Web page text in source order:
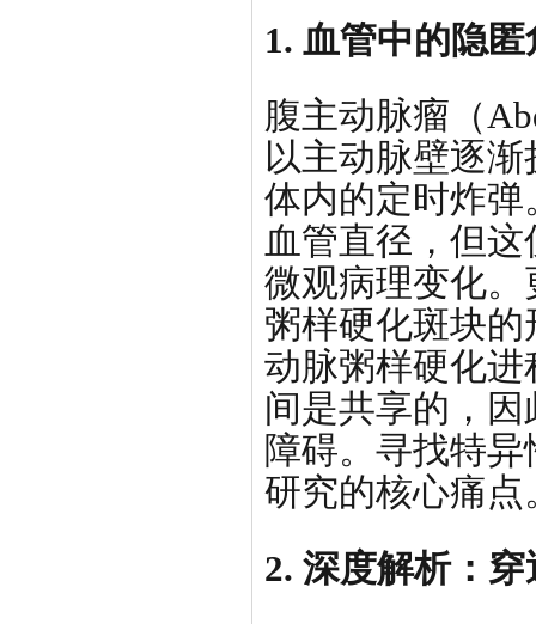
1. 血管中的隐匿
腹主动脉瘤（
以主动脉壁逐
体内的定时炸
血管直径，但
微观病理变化
粥样硬化斑块
动脉粥样硬化
间是共享的，
障碍。寻找特
研究的核心痛点
2. 深度解析：